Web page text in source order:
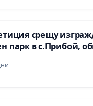
срещу
парк в с.Прибой,